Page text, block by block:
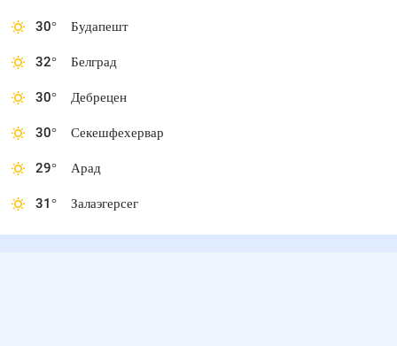
30° Будапешт
32° Белград
30° Дебрецен
30° Секешфехервар
29° Арад
31° Залаэгерсег